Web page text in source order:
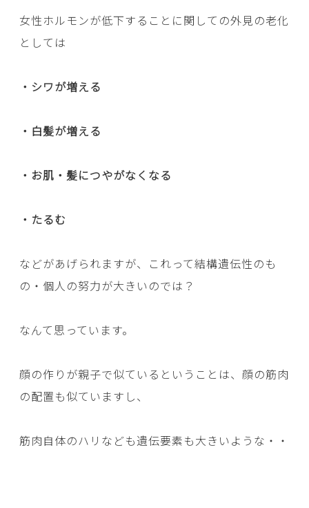
女性ホルモンが低下することに関しての外見の老化
としては
・シワが増える
・白髪が増える
・お肌・髪につやがなくなる
・たるむ
などがあげられますが、これって結構遺伝性のも
の・個人の努力が大きいのでは？
なんて思っています。
顔の作りが親子で似ているということは、顔の筋肉
の配置も似ていますし、
筋肉自体のハリなども遺伝要素も大きいような・・